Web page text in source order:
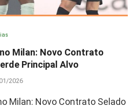
Milan: Novo Contrato
Principal Alvo
2026
Milan: Novo Contrato Selado